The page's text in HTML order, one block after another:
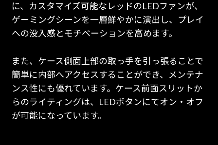
に、カスタマイズ可能なレッドのLEDファンが、
ゲーミングシーンを一層鮮やかに演出し、プレイ
への没入感とモチベーションを高めます。
また、ケース側面上部の取っ手を引っ張ることで
簡単に内部へアクセスすることができ、メンテナ
ンス性にも優れています。ケース前面スリットか
らのライティングは、LEDボタンにてオン・オフ
が可能になっています。